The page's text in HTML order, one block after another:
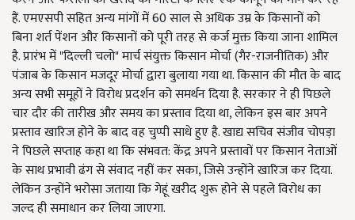
हैं. एमएसपी सहित अन्य मांगों में 60 साल से अधिक उम्र के किसानों को
बिना शर्त पेंशन और किसानों को पूरी तरह से कर्ज मुक्त किया जाना शामिल
है. प्रारंभ में "दिल्ली चलो" मार्च संयुक्त किसान मोर्चा (गैर-राजनीतिक) और
पंजाब के किसान मजदूर मोर्चा द्वारा बुलाया गया था. किसान की मौत के बाद
अन्य सभी समूहों ने विरोध प्रदर्शन को समर्थन दिया है. सरकार ने ही पिछले
चार दौर की तारीख और समय का प्रस्ताव दिया था, लेकिन इस बार अपने
प्रस्ताव खारिज होने के बाद वह चुप्पी साधे हुए है. खाद्य सचिव संजीव चोपड़ा
ने पिछले सप्ताह कहा था कि संभवत: केंद्र अपने प्रस्तावों पर किसान नेताओं
के साथ प्रभावी ढंग से संवाद नहीं कर सका, जिसे उन्होंने खारिज कर दिया.
लेकिन उन्होंने भरोसा जताया कि गेहूं खरीद शुरू होने से पहले विरोध का
जल्द ही समाधान कर लिया जाएगा.